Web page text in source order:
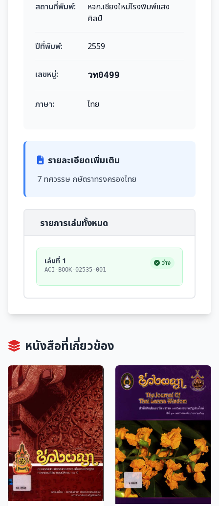
สถานที่พิมพ์:
หจก.เชียงใหม่โรงพิมพ์แสง
ศิลป์
ปีที่พิมพ์: 2559
เลขหมู่: วท0499
ภาษา: ไทย
รายละเอียดเพิ่มเติม
7 ทศวรรษ กษัตราทรงครองไทย
รายการเล่มทั้งหมด
เล่มที่ 1
ACI-BOOK-02535-001
ว่าง
หนังสือที่เกี่ยวข้อง